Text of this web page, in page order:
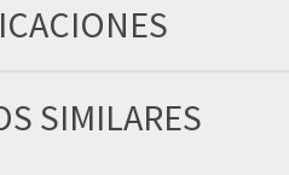
SIMILARES